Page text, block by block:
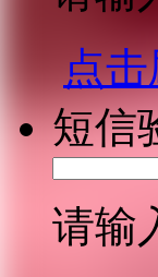
点
短信
请输